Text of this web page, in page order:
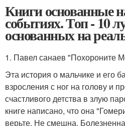
Книги основанные
событиях. Топ - 10
основанных на
1. Павел санаев "Похороните
Эта история о мальчике и его
взросления с ног на голову и
счастливого детства в злую
книге написано, что она
верьте. Не смешна.